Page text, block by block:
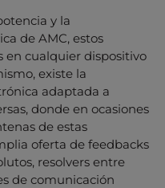
y la
de AMC, estos
en cualquier dispositivo
existe la
adaptada a
donde en ocasiones
de estas
oferta de feedbacks
resolvers entre
de comunicación